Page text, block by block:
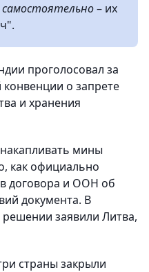
– их
проголосовал за
о запрете
и хранения
мины
как официально
договора и ООН об
документа. В
заявили Литва,
страны закрыли